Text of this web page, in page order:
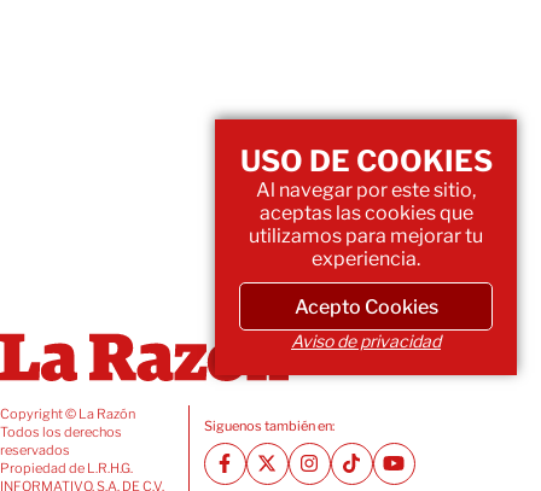
Copyright © La Razón
Todos los derechos
reservados
Propiedad de L.R.H.G.
INFORMATIVO, S.A. DE C.V.
Siguenos también en:
USO DE COOKIES
Al navegar por este sitio,
aceptas las cookies que
utilizamos para mejorar tu
experiencia.
Acepto Cookies
Aviso de privacidad